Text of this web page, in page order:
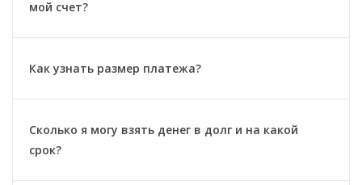
мой счет?
Как узнать размер платежа?
Сколько я могу взять денег в долг и на какой
срок?